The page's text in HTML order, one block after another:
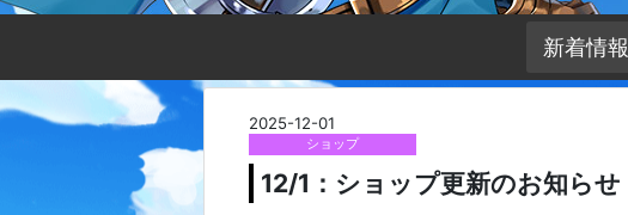
新着情報
2025-12-01
ショップ
12/1：ショップ更新のお知らせ